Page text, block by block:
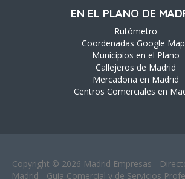
EN EL PLANO DE
Rutómetro
Coordenadas Google
Municipios en el Plano
Callejeros de Madrid
Mercadona en Madrid
Centros Comerciales en
Copyright © 2026 Madrid Empresas -
Madrid - Guia Comercial y de Servicios